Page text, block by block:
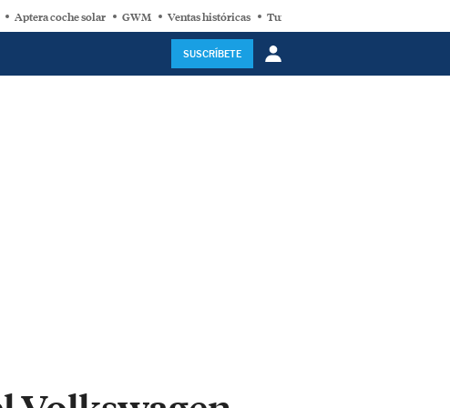
Aptera coche solar GWM Ventas históricas Turbina eólica
SUSCRÍBETE